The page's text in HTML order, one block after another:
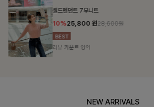
셀드펜던트 7부니트
10%25,800 원28,600원
리뷰 카운트 영역
NEW ARRIVALS